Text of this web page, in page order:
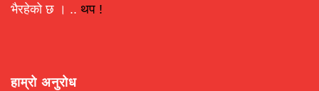
भैरहेको छ । .. थप !
हाम्रो अनुरोध